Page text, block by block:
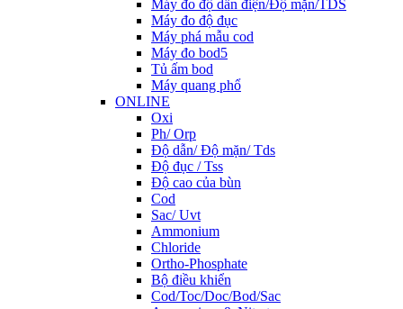
Máy đo độ dẫn điện/Độ mặn/TDS
Máy đo độ đục
Máy phá mẫu cod
Máy đo bod5
Tủ ấm bod
Máy quang phổ
ONLINE
Oxi
Ph/ Orp
Độ dẫn/ Độ mặn/ Tds
Độ đục / Tss
Độ cao của bùn
Cod
Sac/ Uvt
Ammonium
Chloride
Ortho-Phosphate
Bộ điều khiển
Cod/Toc/Doc/Bod/Sac